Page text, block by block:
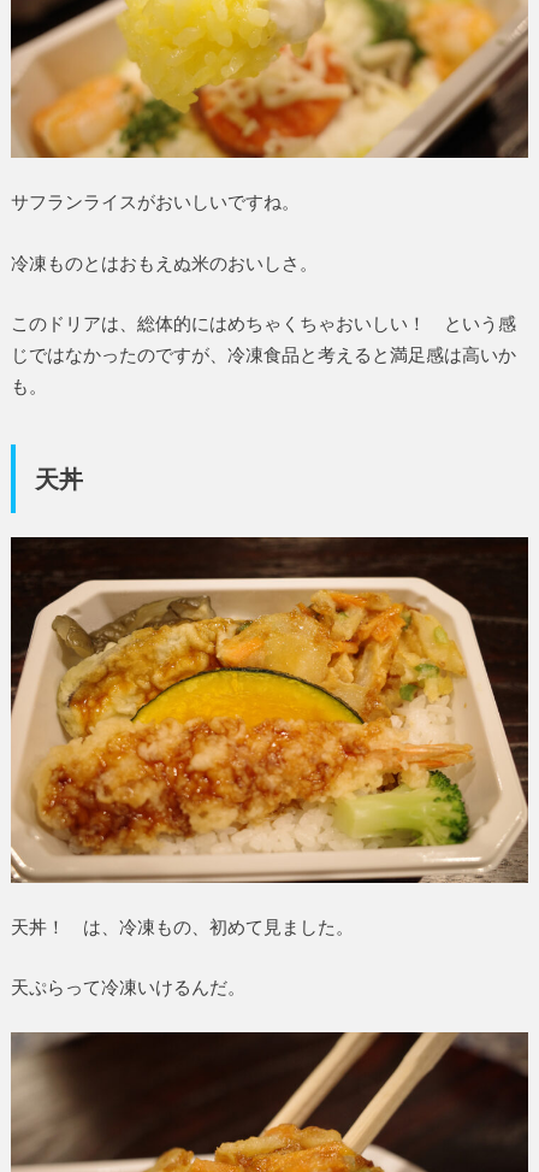
サフランライスがおいしいですね。
冷凍ものとはおもえぬ米のおいしさ。
このドリアは、総体的にはめちゃくちゃおいしい！ という感
じではなかったのですが、冷凍食品と考えると満足感は高いか
も。
天丼
天丼！ は、冷凍もの、初めて見ました。
天ぷらって冷凍いけるんだ。